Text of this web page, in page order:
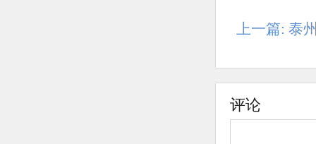
上一篇: 泰
评论